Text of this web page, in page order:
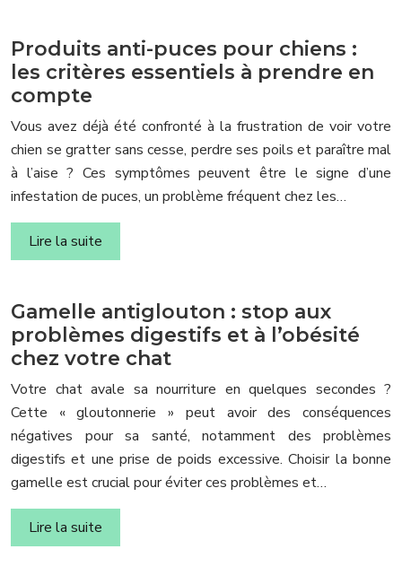
Produits anti-puces pour chiens :
les critères essentiels à prendre en
compte
Vous avez déjà été confronté à la frustration de voir votre
chien se gratter sans cesse, perdre ses poils et paraître mal
à l’aise ? Ces symptômes peuvent être le signe d’une
infestation de puces, un problème fréquent chez les…
Lire la suite
Gamelle antiglouton : stop aux
problèmes digestifs et à l’obésité
chez votre chat
Votre chat avale sa nourriture en quelques secondes ?
Cette « gloutonnerie » peut avoir des conséquences
négatives pour sa santé, notamment des problèmes
digestifs et une prise de poids excessive. Choisir la bonne
gamelle est crucial pour éviter ces problèmes et…
Lire la suite